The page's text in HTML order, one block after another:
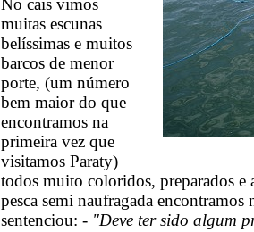
No cais vimos
muitas escunas
belíssimas e muitos
barcos de menor
porte, (um número
bem maior do que
encontramos na
primeira vez que
visitamos Paraty)
todos muito coloridos, preparados e
pesca semi naufragada
sentenciou: - "Deve ter sido algum